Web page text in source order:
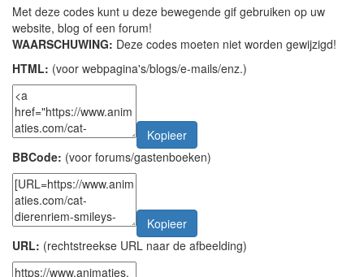
Met deze codes kunt u deze bewegende gif gebruiken op uw
website, blog of een forum!
WAARSCHUWING: Deze codes moeten niet worden gewijzigd!
HTML: (voor webpagina's/blogs/e-mails/enz.)
Kopieer
BBCode: (voor forums/gastenboeken)
Kopieer
URL: (rechtstreekse URL naar de afbeelding)